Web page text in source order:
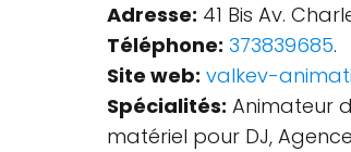
Adresse: 41 Bis Av.
Téléphone: 373839685.
Site web: valkev-
Spécialités: Animateur
matériel pour DJ,